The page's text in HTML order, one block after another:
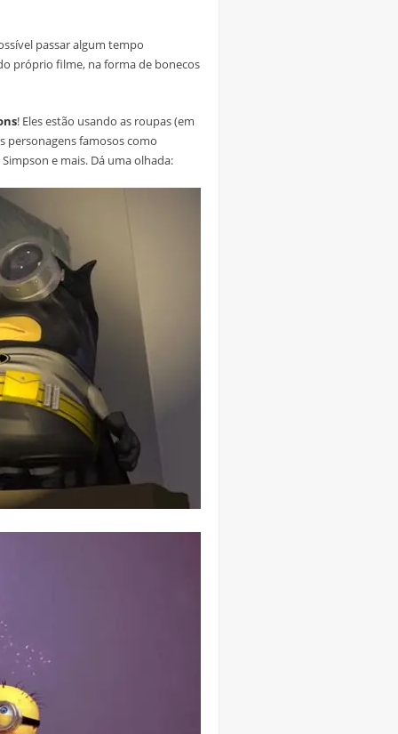
passar algum tempo
próprio filme, na forma de bonecos
! Eles estão usando as roupas (em
personagens famosos como
e mais. Dá uma olhada: